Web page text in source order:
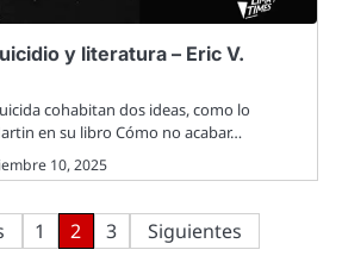
y literatura – Eric V.
cohabitan dos ideas, como lo
en su libro Cómo no acabar…
10, 2025
1 2 3 Siguientes